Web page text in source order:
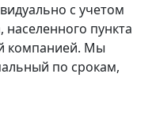
с учетом
пункта
компанией. Мы
по срокам,